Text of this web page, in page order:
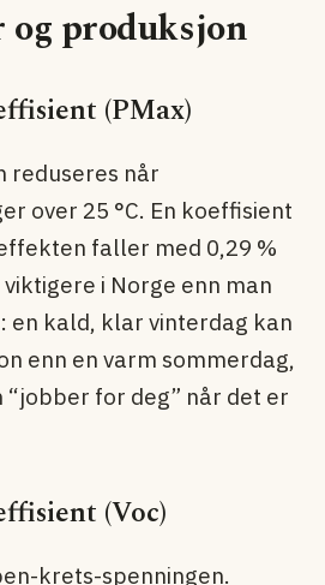
produksjon
(PMax)
reduseres når
over 25 °C. En koeffisient
faller med 0,29 %
i Norge enn man
en kald, klar vinterdag kan
enn en varm sommerdag,
for deg” når det er
(Voc)
krets-spenningen.